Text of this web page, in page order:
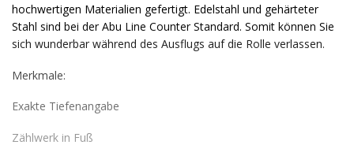
hochwertigen Materialien gefertigt. Edelstahl und gehärteter
Stahl sind bei der Abu Line Counter Standard. Somit können Sie
sich wunderbar während des Ausflugs auf die Rolle verlassen.
Merkmale:
Exakte Tiefenangabe
Zählwerk in Fuß